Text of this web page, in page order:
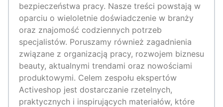
bezpieczeństwa pracy. Nasze treści powstają w
oparciu o wieloletnie doświadczenie w branży
oraz znajomość codziennych potrzeb
specjalistów. Poruszamy również zagadnienia
związane z organizacją pracy, rozwojem biznesu
beauty, aktualnymi trendami oraz nowościami
produktowymi. Celem zespołu ekspertów
Activeshop jest dostarczanie rzetelnych,
praktycznych i inspirujących materiałów, które